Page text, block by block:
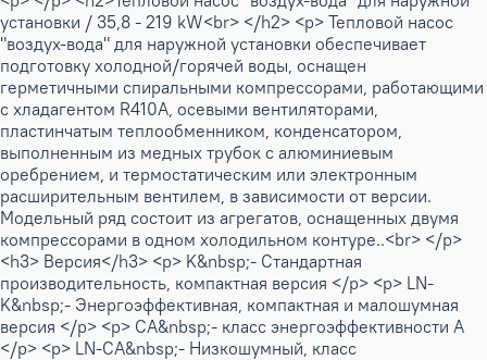
установки / 35,8 - 219 kW<br> </h2> <p> Тепловой насос
"воздух-вода" для наружной установки обеспечивает
подготовку холодной/горячей воды, оснащен
герметичными спиральными компрессорами, работающими
с хладагентом R410A, осевыми вентиляторами,
пластинчатым теплообменником, конденсатором,
выполненным из медных трубок с алюминиевым
оребрением, и термостатическим или электронным
расширительным вентилем, в зависимости от версии.
Модельный ряд состоит из агрегатов, оснащенных двумя
компрессорами в одном холодильном контуре..<br> </p>
<h3> Версия</h3> <p> K&nbsp;- Стандартная
производительность, компактная версия </p> <p> LN-
K&nbsp;- Энергоэффективная, компактная и малошумная
версия </p> <p> CA&nbsp;- класс энергоэффективности А
</p> <p> LN-CA&nbsp;- Низкошумный, класс